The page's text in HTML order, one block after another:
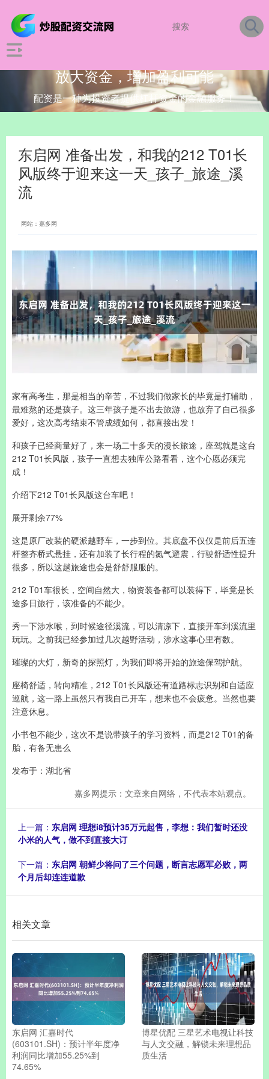
放大资金，增加盈利可能
配资是一种为投资者提供杠杆资金的金融服务！
东启网 准备出发，和我的212 T01长
风版终于迎来这一天_孩子_旅途_溪
流
网站：嘉多网
家有高考生，那是相当的辛苦，不过我们做家长的毕竟是打辅助，
最难熬的还是孩子。这三年孩子是不出去旅游，也放弃了自己很多
爱好，这次高考结束不管成绩如何，都直接出发！
和孩子已经商量好了，来一场二十多天的漫长旅途，座驾就是这台
212 T01长风版，孩子一直想去独库公路看看，这个心愿必须完
成！
介绍下212 T01长风版这台车吧！
展开剩余77%
这是原厂改装的硬派越野车，一步到位。其底盘不仅仅是前后五连
杆整齐桥式悬挂，还有加装了长行程的氮气避震，行驶舒适性提升
很多，所以这趟旅途也会是舒舒服服的。
212 T01车很长，空间自然大，物资装备都可以装得下，毕竟是长
途多日旅行，该准备的不能少。
秀一下涉水喉，到时候途径溪流，可以清凉下，直接开车到溪流里
玩玩。之前我已经参加过几次越野活动，涉水这事心里有数。
璀璨的大灯，新奇的探照灯，为我们即将开始的旅途保驾护航。
座椅舒适，转向精准，212 T01长风版还有道路标志识别和自适应
巡航，这一路上虽然只有我自己开车，想来也不会疲惫。当然也要
注意休息。
小书包不能少，这次不是说带孩子的学习资料，而是212 T01的备
胎，有备无患么
发布于：湖北省
嘉多网提示：文章来自网络，不代表本站观点。
上一篇： 东启网 理想i8预计35万元起售，李想：我们暂时还没
小米的人气，做不到直接大订
下一篇： 东启网 朝鲜少将问了三个问题，断言志愿军必败，两
个月后却连连道歉
相关文章
东启网 汇嘉时代
(603101.SH)：预计半年度净
利润同比增加55.25%到
74.65%
博星优配 三星艺术电视让科技
与人文交融，解锁未来理想品
质生活